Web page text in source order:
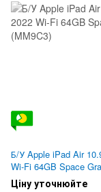
Б/У Apple iPad Air
Wi-Fi 64GB Space
(MM9C3)
Ціну уточнюйте